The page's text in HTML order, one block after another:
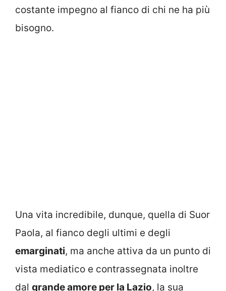
costante impegno al fianco di chi ne ha più
bisogno.
Una vita incredibile, dunque, quella di Suor
Paola, al fianco degli ultimi e degli
emarginati, ma anche attiva da un punto di
vista mediatico e contrassegnata inoltre
dal grande amore per la Lazio, la sua